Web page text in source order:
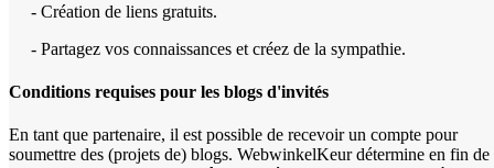
- Création de liens gratuits.
- Partagez vos connaissances et créez de la sympathie.
Conditions requises pour les blogs d'invités
En tant que partenaire, il est possible de recevoir un compte pour
soumettre des (projets de) blogs. WebwinkelKeur détermine en fin de